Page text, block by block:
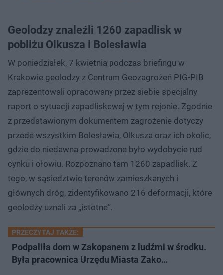
Geolodzy znaleźli 1260 zapadlisk w
pobliżu Olkusza i Bolesławia
W poniedziałek, 7 kwietnia podczas briefingu w
Krakowie geolodzy z Centrum Geozagrożeń PIG-PIB
zaprezentowali opracowany przez siebie specjalny
raport o sytuacji zapadliskowej w tym rejonie. Zgodnie
z przedstawionym dokumentem zagrożenie dotyczy
przede wszystkim Bolesławia, Olkusza oraz ich okolic,
gdzie do niedawna prowadzone było wydobycie rud
cynku i ołowiu. Rozpoznano tam 1260 zapadlisk. Z
tego, w sąsiedztwie terenów zamieszkanych i
głównych dróg, zidentyfikowano 216 deformacji, które
geolodzy uznali za „istotne”.
PRZECZYTAJ TAKŻE:
Podpaliła dom w Zakopanem z ludźmi w środku.
Była pracownica Urzędu Miasta Zako…